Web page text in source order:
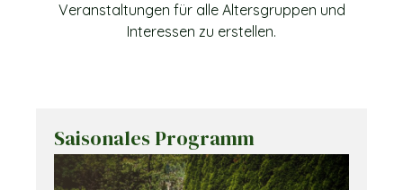
Veranstaltungen für alle Altersgruppen und
Interessen zu erstellen.
Saisonales Programm